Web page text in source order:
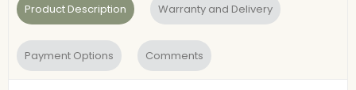
Product Description Warranty and Delivery
Payment Options Comments